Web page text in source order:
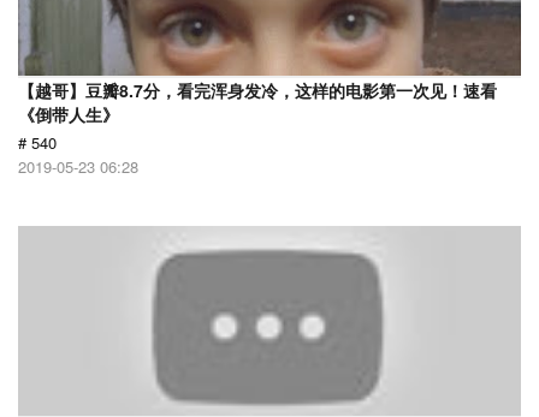
【越哥】豆瓣8.7分，看完浑身发冷，这样的电影第一次见！速看
《倒带人生》
# 540
2019-05-23 06:28